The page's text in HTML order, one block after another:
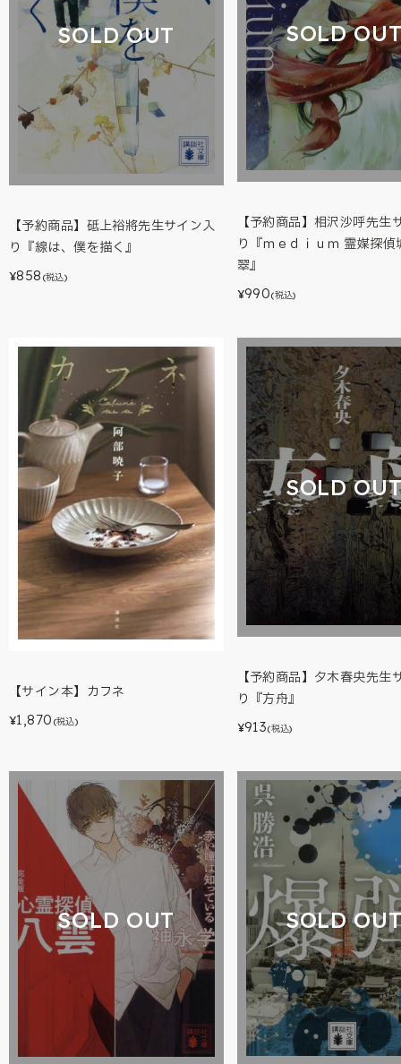
SOLD OUT
【予約商品】砥上裕將先生サイン入
り『線は、僕を描く』
¥858 (税込)
SOLD
【予約商品】相沢沙呼先生
り『ｍｅｄｉｕｍ 霊媒探偵
翠』
¥990(税込)
【サイン本】カフネ
¥1,870 (税込)
SOLD
【予約商品】夕木春央先生
り『方舟』
¥913(税込)
SOLD OUT SOLD